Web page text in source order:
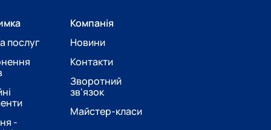
послуг
-
Компанія
Новини
Контакти
Зворотний
зв'язок
Майстер-класи